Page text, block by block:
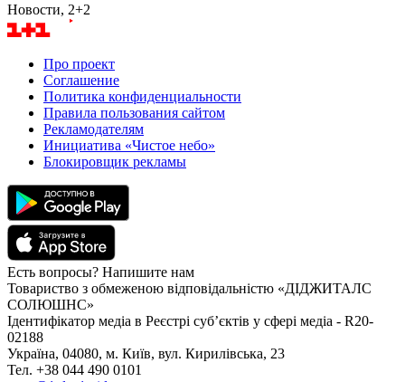
Новости, 2+2
Про проект
Соглашение
Политика конфиденциальности
Правила пользования сайтом
Рекламодателям
Инициатива «Чистое небо»
Блокировщик рекламы
Есть вопросы? Напишите нам
Товариство з обмеженою відповідальністю «ДІДЖИТАЛС
СОЛЮШНС»
Ідентифікатор медіа в Реєстрі суб’єктів у сфері медіа - R20-
02188
Україна, 04080, м. Київ, вул. Кирилівська, 23
Тел. +38 044 490 0101